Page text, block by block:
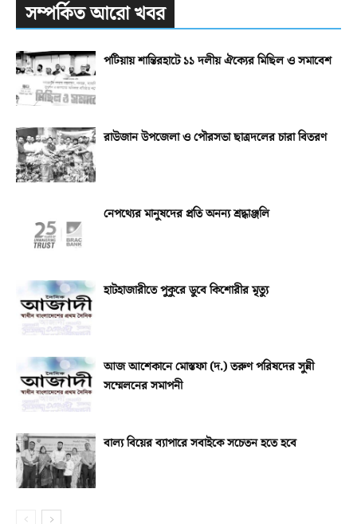
সম্পর্কিত আরো খবর
পটিয়ায় শান্তিরহাটে ১১ দলীয় ঐক্যের মিছিল ও সমাবেশ
রাউজান উপজেলা ও পৌরসভা ছাত্রদলের চারা বিতরণ
নেপথ্যের মানুষদের প্রতি অনন্য শ্রদ্ধাঞ্জলি
হাটহাজারীতে পুকুরে ডুবে কিশোরীর মৃত্যু
আজ আশেকানে মোস্তফা (দ.) তরুণ পরিষদের সুন্নী
সম্মেলনের সমাপনী
বাল্য বিয়ের ব্যাপারে সবাইকে সচেতন হতে হবে